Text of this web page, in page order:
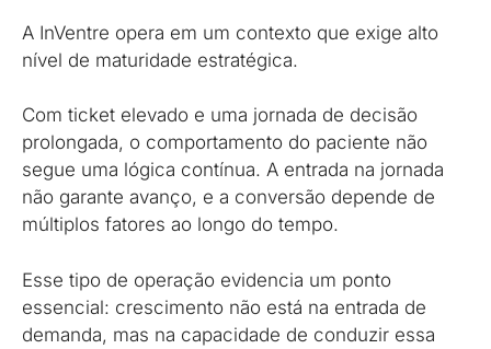
A InVentre opera em um contexto que exige alto
nível de maturidade estratégica.
Com ticket elevado e uma jornada de decisão
prolongada, o comportamento do paciente não
segue uma lógica contínua. A entrada na jornada
não garante avanço, e a conversão depende de
múltiplos fatores ao longo do tempo.
Esse tipo de operação evidencia um ponto
essencial: crescimento não está na entrada de
demanda, mas na capacidade de conduzir essa